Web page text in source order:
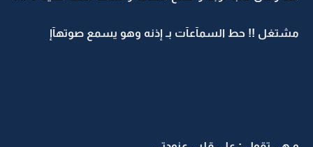
مشتغل !! حط السمآعآت بـ إذنه وهو يسمع صوتهآإ